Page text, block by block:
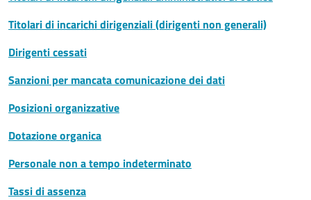
Titolari di incarichi dirigenziali (dirigenti non generali)
Dirigenti cessati
Sanzioni per mancata comunicazione dei dati
Posizioni organizzative
Dotazione organica
Personale non a tempo indeterminato
Tassi di assenza